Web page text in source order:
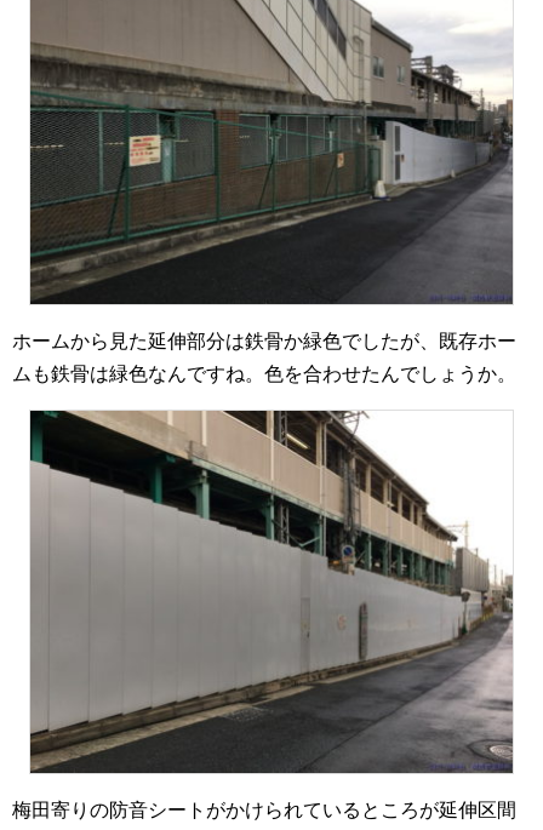
ホームから見た延伸部分は鉄骨か緑色でしたが、既存ホー
ムも鉄骨は緑色なんですね。色を合わせたんでしょうか。
梅田寄りの防音シートがかけられているところが延伸区間